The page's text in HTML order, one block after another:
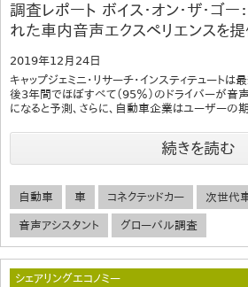
調査レポート ボイス・オン・ザ・ゴ
れた車内音声エクスペリエンスを
2019年12月24日
キャップジェミニ・リサーチ・インスティテュート
後3年間でほぼすべて（95％）のドライバーが音
になると予測、さらに、自動車企業はユーザーの
続きを読む
自動車 車 コネクテッドカー 次世代
音声アシスタント グローバル調査
シェアリングエコノミー